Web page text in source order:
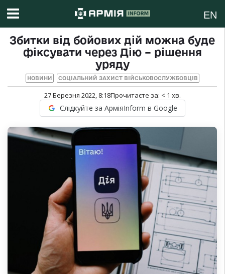
EN
Збитки від бойових дій можна буде
фіксувати через Дію – рішення
уряду
НОВИНИ СОЦІАЛЬНИЙ ЗАХИСТ ВІЙСЬКОВОСЛУЖБОВЦІВ
27 Березня 2022, 8:18Прочитаєте за: < 1 хв.
Слідкуйте за АрміяInform в Google